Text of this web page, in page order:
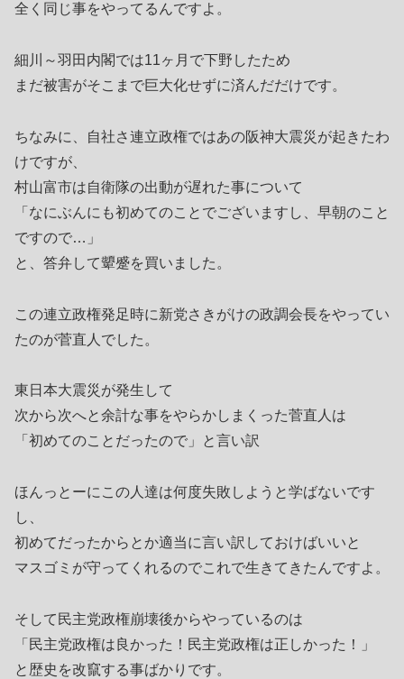
全く同じ事をやってるんですよ。
細川～羽田内閣では11ヶ月で下野したため
まだ被害がそこまで巨大化せずに済んだだけです。
ちなみに、自社さ連立政権ではあの阪神大震災が起きたわ
けですが、
村山富市は自衛隊の出動が遅れた事について
「なにぶんにも初めてのことでございますし、早朝のこと
ですので…」
と、答弁して顰蹙を買いました。
この連立政権発足時に新党さきがけの政調会長をやってい
たのが菅直人でした。
東日本大震災が発生して
次から次へと余計な事をやらかしまくった菅直人は
「初めてのことだったので」と言い訳
ほんっとーにこの人達は何度失敗しようと学ばないです
し、
初めてだったからとか適当に言い訳しておけばいいと
マスゴミが守ってくれるのでこれで生きてきたんですよ。
そして民主党政権崩壊後からやっているのは
「民主党政権は良かった！民主党政権は正しかった！」
と歴史を改竄する事ばかりです。